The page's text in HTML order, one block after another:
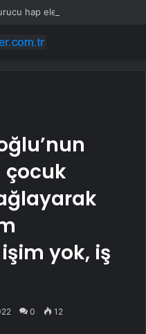
hap ele geçirildi
çocuk
yok, iş
0 12